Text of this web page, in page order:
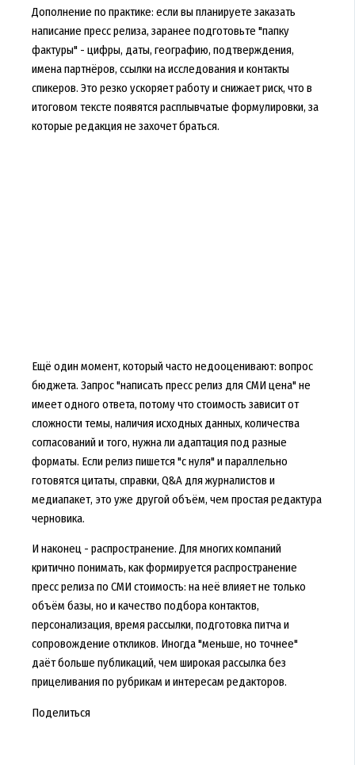
Дополнение по практике: если вы планируете заказать
написание пресс релиза, заранее подготовьте "папку
фактуры" - цифры, даты, географию, подтверждения,
имена партнёров, ссылки на исследования и контакты
спикеров. Это резко ускоряет работу и снижает риск, что в
итоговом тексте появятся расплывчатые формулировки, за
которые редакция не захочет браться.
Ещё один момент, который часто недооценивают: вопрос
бюджета. Запрос "написать пресс релиз для СМИ цена" не
имеет одного ответа, потому что стоимость зависит от
сложности темы, наличия исходных данных, количества
согласований и того, нужна ли адаптация под разные
форматы. Если релиз пишется "с нуля" и параллельно
готовятся цитаты, справки, Q&A для журналистов и
медиапакет, это уже другой объём, чем простая редактура
черновика.
И наконец - распространение. Для многих компаний
критично понимать, как формируется распространение
пресс релиза по СМИ стоимость: на неё влияет не только
объём базы, но и качество подбора контактов,
персонализация, время рассылки, подготовка питча и
сопровождение откликов. Иногда "меньше, но точнее"
даёт больше публикаций, чем широкая рассылка без
прицеливания по рубрикам и интересам редакторов.
Поделиться